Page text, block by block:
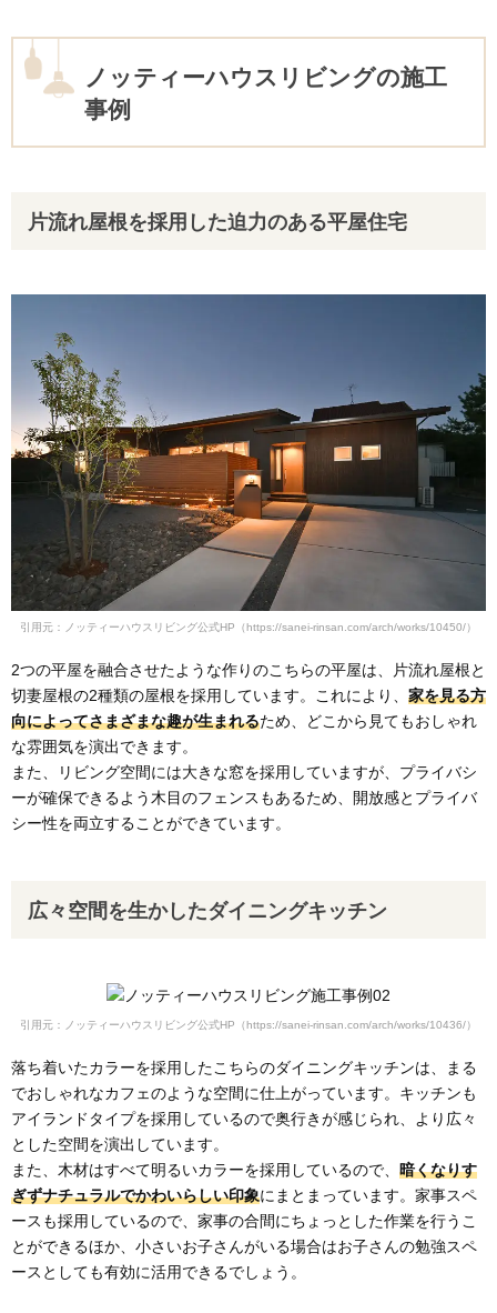
ノッティーハウスリビングの施工
事例
片流れ屋根を採用した迫力のある平屋住宅
引用元：ノッティーハウスリビング公式HP（https://sanei-rinsan.com/arch/works/10450/）
2つの平屋を融合させたような作りのこちらの平屋は、片流れ屋根と
切妻屋根の2種類の屋根を採用しています。これにより、 家を見る方
向によってさまざまな趣が生まれるため、どこから見てもおしゃれ
な雰囲気を演出できます。
また、リビング空間には大きな窓を採用していますが、プライバシ
ーが確保できるよう木目のフェンスもあるため、開放感とプライバ
シー性を両立することができています。
広々空間を生かしたダイニングキッチン
引用元：ノッティーハウスリビング公式HP（https://sanei-rinsan.com/arch/works/10436/）
落ち着いたカラーを採用したこちらのダイニングキッチンは、まる
でおしゃれなカフェのような空間に仕上がっています。キッチンも
アイランドタイプを採用しているので奥行きが感じられ、より広々
とした空間を演出しています。
また、木材はすべて明るいカラーを採用しているので、 暗くなりす
ぎずナチュラルでかわいらしい印象にまとまっています。家事スペ
ースも採用しているので、家事の合間にちょっとした作業を行うこ
とができるほか、小さいお子さんがいる場合はお子さんの勉強スペ
ースとしても有効に活用できるでしょう。